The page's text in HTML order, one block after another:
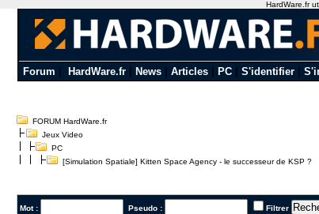
Forum HardWare.fr| News| Articles| PC| S'identifier|
FORUM HardWare.fr
Jeux Video
PC
[Simulation Spatiale] Kitten Space Agency - le successeur de KSP ?
Mot : Pseudo : Filtrer
HardWare.fr